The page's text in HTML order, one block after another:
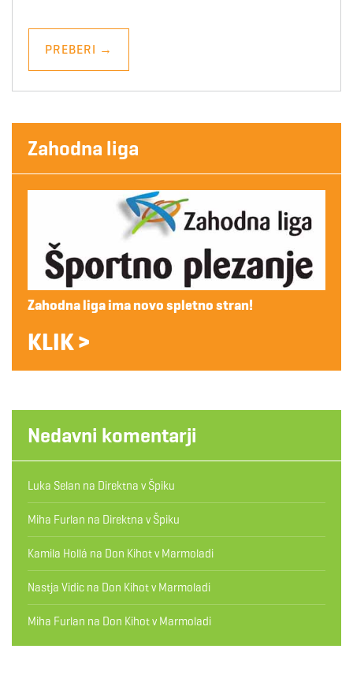
PREBERI →
Zahodna liga
Zahodna liga ima novo spletno stran!
KLIK >
Nedavni komentarji
Luka Selan na Direktna v Špiku
Miha Furlan na Direktna v Špiku
Kamila Hollá na Don Kihot v Marmoladi
Nastja Vidic na Don Kihot v Marmoladi
Miha Furlan na Don Kihot v Marmoladi